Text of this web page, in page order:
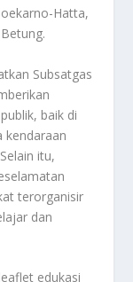
Hatta,
Subsatgas
baik di
kendaraan
itu,
terorganisir
dan
edukasi